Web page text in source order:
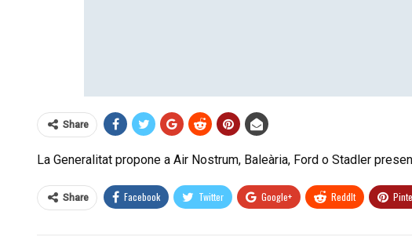
Share
La Generalitat propone a Air Nostrum, Baleària, Ford o Stadler
Share Facebook Twitter Google+ ReddIt